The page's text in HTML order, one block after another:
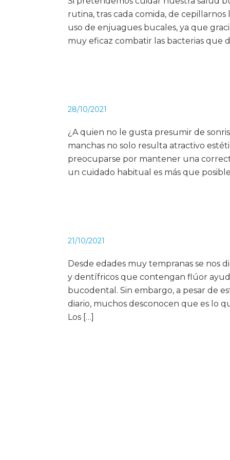
rutina, tras cada comida, de cepillarnos
uso de enjuagues bucales, ya que
muy eficaz combatir las bacterias que
28/10/2021
¿A quien no le gusta presumir de
manchas no solo resulta atractivo
preocuparse por mantener una
un cuidado habitual es más que
21/10/2021
Desde edades muy tempranas se nos
y dentífricos que contengan flúor
bucodental. Sin embargo, a pesar de
diario, muchos desconocen que es lo
Los […]